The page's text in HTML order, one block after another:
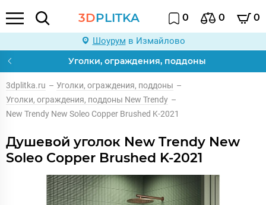
3DPLITKA 0 0 0
Шоурум в Измайлово
Уголки, ограждения, поддоны
3dplitka.ru – Уголки, ограждения, поддоны –
Уголки, ограждения, поддоны New Trendy –
New Trendy New Soleo Copper Brushed K-2021
Душевой уголок New Trendy New
Soleo Copper Brushed K-2021